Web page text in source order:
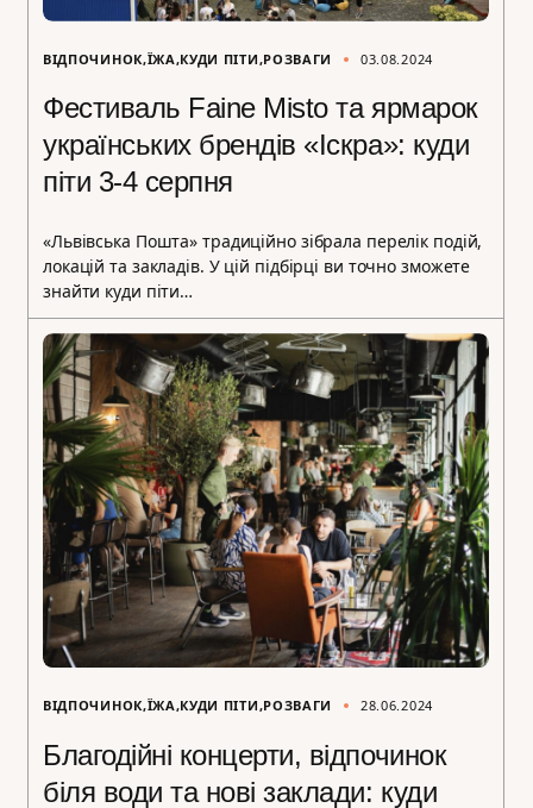
ВІДПОЧИНОК ЇЖА КУДИ ПІТИ РОЗВАГИ 03.08.2024
Фестиваль Faine Misto та ярмарок
українських брендів «Іскра»: куди
піти 3-4 серпня
«Львівська Пошта» традиційно зібрала перелік подій,
локацій та закладів. У цій підбірці ви точно зможете
знайти куди піти…
ВІДПОЧИНОК ЇЖА КУДИ ПІТИ РОЗВАГИ 28.06.2024
Благодійні концерти, відпочинок
біля води та нові заклади: куди